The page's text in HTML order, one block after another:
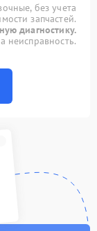
без учета
запчастей.
диагностику.
неисправность.